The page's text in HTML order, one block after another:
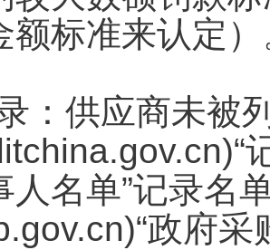
额标准来认定
：供应商未被
人名单”记录名
政府